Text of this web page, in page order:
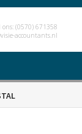
ons: (0570) 671358
accountants.nl